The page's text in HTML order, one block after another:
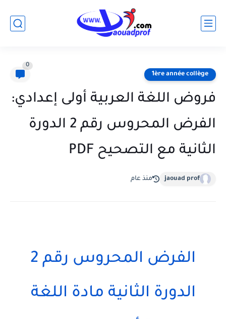
1ère année collège
0
فروض اللغة العربية أولى إعدادي:
الفرض المحروس رقم 2 الدورة
الثانية مع التصحيح PDF
jaouad prof منذ عام
الفرض المحروس رقم 2
الدورة الثانية مادة اللغة